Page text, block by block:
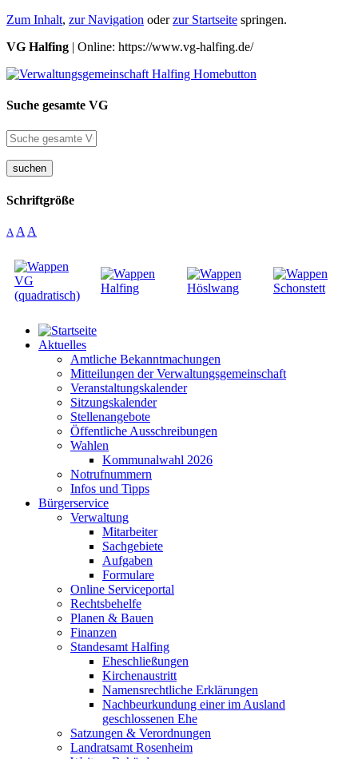
Zum Inhalt, zur Navigation oderzur Startseite springen.
VG Halfing | Online: https://www.vg-halfing.de/
Suche gesamte VG
suchen
Schriftgröße
A A A
Aktuelles
Amtliche Bekanntmachungen
Mitteilungen der Verwaltungsgemeinschaft
Veranstaltungskalender
Sitzungskalender
Stellenangebote
Öffentliche Ausschreibungen
Wahlen
Kommunalwahl 2026
Notrufnummern
Infos und Tipps
Bürgerservice
Verwaltung
Mitarbeiter
Sachgebiete
Aufgaben
Formulare
Online Serviceportal
Rechtsbehelfe
Planen & Bauen
Finanzen
Standesamt Halfing
Eheschließungen
Kirchenaustritt
Namensrechtliche Erklärungen
Nachbeurkundung einer im Ausland
geschlossenen Ehe
Satzungen & Verordnungen
Landratsamt Rosenheim